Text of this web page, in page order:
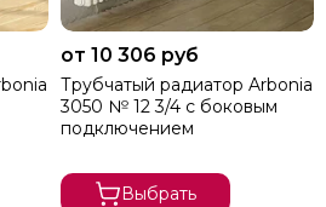
от 10 306 руб
Трубчатый радиатор Arbonia
3050 № 12 3/4 с боковым
подключением
Выбрать